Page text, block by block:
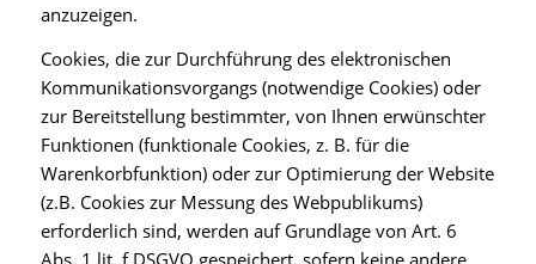
anzuzeigen.
Cookies, die zur Durchführung des elektronischen
Kommunikationsvorgangs (notwendige Cookies) oder
zur Bereitstellung bestimmter, von Ihnen erwünschter
Funktionen (funktionale Cookies, z. B. für die
Warenkorbfunktion) oder zur Optimierung der Website
(z.B. Cookies zur Messung des Webpublikums)
erforderlich sind, werden auf Grundlage von Art. 6
Abs. 1 lit. f DSGVO gespeichert, sofern keine andere